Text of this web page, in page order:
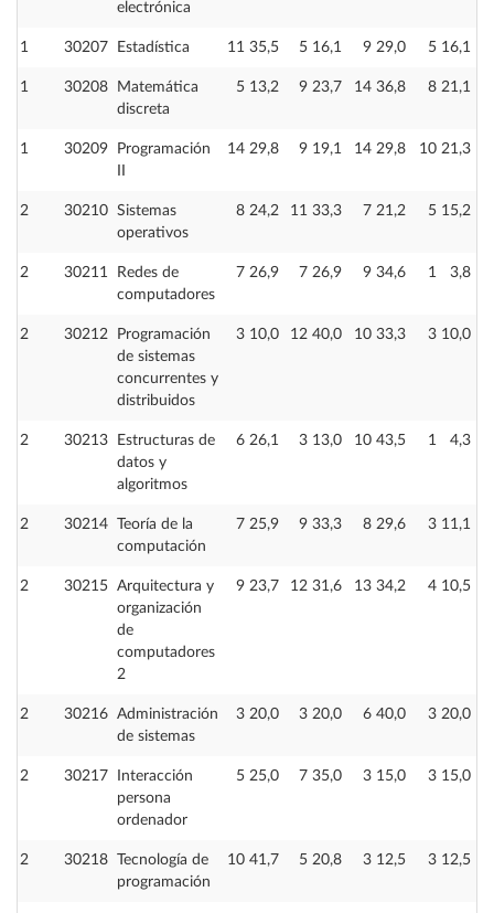
electrónica
1 30207 Estadística 11 35,5 5 16,1 9 29,0 5 16,1
1 30208
Matemática
discreta
5 13,2 9 23,7 14 36,8 8 21,1
1 30209
Programación
14 29,8 9 19,1 14 29,8 10 21,3
2 30210 Sistemas
operativos
8 24,2 11 33,3 7 21,2 5 15,2
2 30211
Redes de
computadores
7 26,9 7 26,9 9 34,6 1 3,8
2 30212
Programación
de sistemas
concurrentes y
distribuidos
3 10,0 12 40,0 10 33,3 3 10,0
2 30213
Estructuras de
datos y
algoritmos
6 26,1 3 13,0 10 43,5 1 4,3
2 30214
Teoría de la
computación
7 25,9 9 33,3 8 29,6 3 11,1
2 30215 Arquitectura y
organización
de
computadores
2
9 23,7 12 31,6 13 34,2 4 10,5
2 30216 Administración
de sistemas
3 20,0 3 20,0 6 40,0 3 20,0
2 30217
Interacción
persona
ordenador
5 25,0 7 35,0 3 15,0 3 15,0
2 30218
Tecnología de
programación
10 41,7 5 20,8 3 12,5 3 12,5